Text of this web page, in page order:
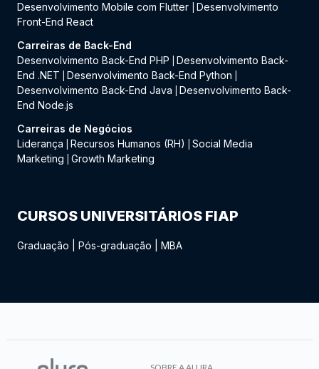
Desenvolvimento Mobile com Flutter
Desenvolvimento
Front-End React
Carreiras de Back-End
Desenvolvimento Back-End PHP
Desenvolvimento Back-
End .NET
Desenvolvimento Back-End Python
Desenvolvimento Back-End Java
Desenvolvimento Back-
End Node.js
Carreiras de Negócios
Liderança
Recursos Humanos (RH)
Social Media
Marketing
Growth Marketing
CURSOS UNIVERSITÁRIOS FIAP
Graduação Pós-graduação MBA